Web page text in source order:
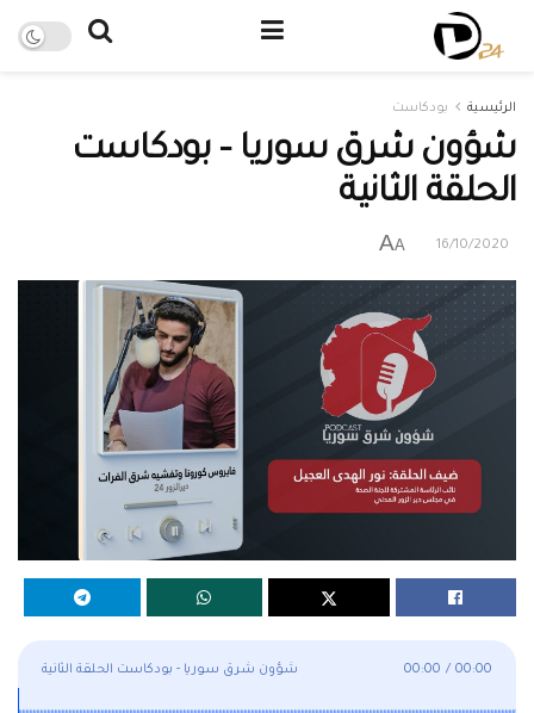
الرئيسية بودكاست
شؤون شرق سوريا – بودكاست
الحلقة الثانية
16/10/2020
A
A
شؤون شرق سوريا - بودكاست الحلقة الثانية 00:00 / 00:00